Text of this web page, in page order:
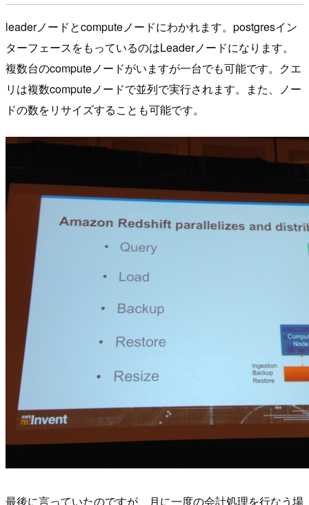
leaderノードとcomputeノードにわかれます。postgresイン
ターフェースをもっているのはLeaderノードになります。
複数台のcomputeノードがいますが一台でも可能です。クエ
リは複数computeノードで並列で実行されます。また、ノー
ドの数をリサイズすることも可能です。
最後に言っていたのですが、月に一度の会計処理を行なう場